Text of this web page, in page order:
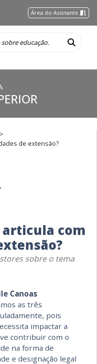
Área do Assinante
>
de extensão?
articula com
sobre o tema
Canoas
as três
pois
impactar a
contribuir com o
na forma de
e designação legal